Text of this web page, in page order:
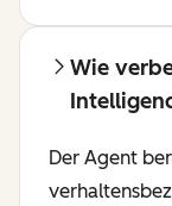
Wie
Der Agent